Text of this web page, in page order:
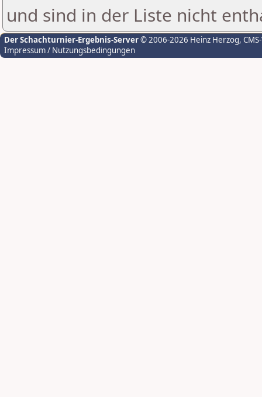
und sind in der Liste nicht
Der Schachturnier-Ergebnis-Server© 2006-2026 Heinz Herzog,
Impressum / Nutzungsbedingungen